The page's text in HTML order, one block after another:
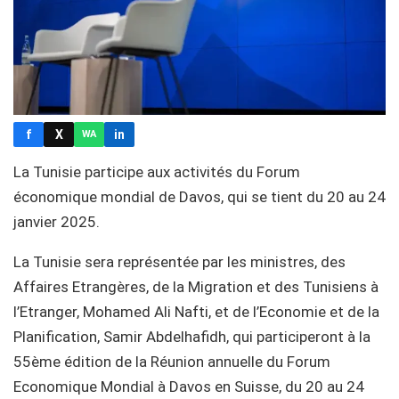
f X WA in
La Tunisie participe aux activités du Forum
économique mondial de Davos, qui se tient du 20 au 24
janvier 2025.
La Tunisie sera représentée par les ministres, des
Affaires Etrangères, de la Migration et des Tunisiens à
l’Etranger, Mohamed Ali Nafti, et de l’Economie et de la
Planification, Samir Abdelhafidh, qui participeront à la
55ème édition de la Réunion annuelle du Forum
Economique Mondial à Davos en Suisse, du 20 au 24